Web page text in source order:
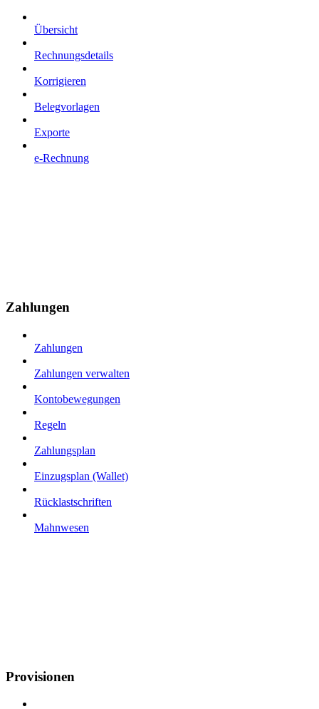
Übersicht
Rechnungsdetails
Korrigieren
Belegvorlagen
Exporte
e-Rechnung
Zahlungen
Zahlungen
Zahlungen verwalten
Kontobewegungen
Regeln
Zahlungsplan
Einzugsplan (Wallet)
Rücklastschriften
Mahnwesen
Provisionen